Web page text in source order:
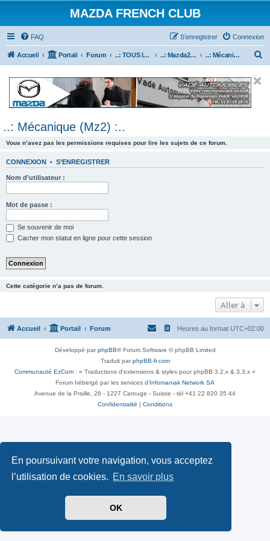
En poursuivant votre navigation, vous acceptez
l’utilisation de cookies. En savoir plus
OK
MAZDA FRENCH CLUB
FAQ Connexion
S’enregistrer
Accueil Portail Forum ..: TOUS les Véhicules MAZDA :.. ..: Mazda2 :.. ..: Mécanique (Mz2) :..
e
..: Mécanique (Mz2) :..
Vous n’avez pas les permissions requises pour lire les sujets de ce forum.
CONNEXION • S’ENREGISTRER
Nom d’utilisateur :
Mot de passe :
Se souvenir de moi
Cacher mon statut en ligne pour cette session
Cette catégorie n’a pas de forum.
Aller à
Accueil Portail Forum Heures au format UTC+02:00
Développé parphpBB® Forum Software © phpBB Limited
Traduit parphpBB-fr.com
Communauté EzCom : « Traductions d'extensions & styles pour phpBB 3.2.x & 3.3.x »
Forum hébergé par les services d’ Infomaniak Network SA
Avenue de la Praille, 26 - 1227 Carouge - Suisse - tél +41 22 820 35 44
Confidentialité
Conditions